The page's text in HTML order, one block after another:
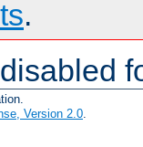
.
Version 2.0